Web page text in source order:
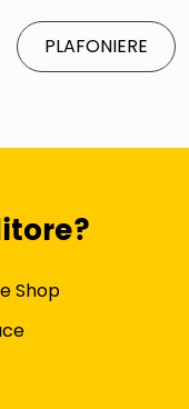
PLAFONIERE
Shop